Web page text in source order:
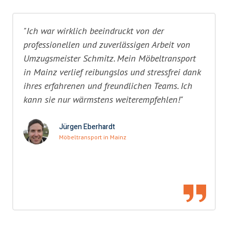
"Ich war wirklich beeindruckt von der
professionellen und zuverlässigen Arbeit von
Umzugsmeister Schmitz. Mein Möbeltransport
in Mainz verlief reibungslos und stressfrei dank
ihres erfahrenen und freundlichen Teams. Ich
kann sie nur wärmstens weiterempfehlen!"
Jürgen Eberhardt
Möbeltransport in Mainz